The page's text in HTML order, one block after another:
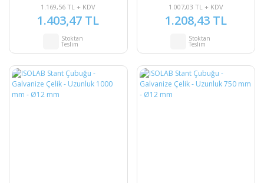
1.169,56 TL + KDV
1.403,47 TL
Stoktan
Teslim
1.007,03 TL + KDV
1.208,43 TL
Stoktan
Teslim